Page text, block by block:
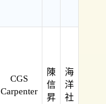
CGS
Carpenter
陳
信
昇
海
洋
社